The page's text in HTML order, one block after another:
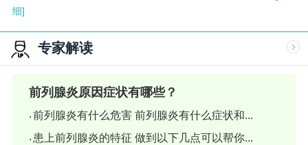
细]
专家解读
前列腺炎原因症状有哪些？
前列腺炎有什么危害 前列腺炎有什么症状和...
患上前列腺炎的特征 做到以下几点可以帮你...